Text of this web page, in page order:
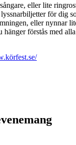
eller lite
för dig
eller nynnar
förstås med